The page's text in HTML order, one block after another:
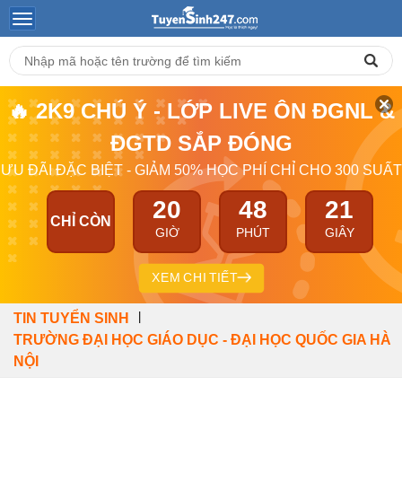
🔥 2K9 CHÚ Ý - LỚP LIVE ÔN ĐGNL &
ĐGTD SẮP ĐÓNG
ƯU ĐÃI ĐẶC BIỆT - GIẢM 50% HỌC PHÍ CHỈ CHO 300 SUẤT
CHỈ CÒN 20
GIỜ
48
PHÚT
20
GIÂY
XEM CHI TIẾT
TIN TUYỂN SINH
TRƯỜNG ĐẠI HỌC GIÁO DỤC - ĐẠI HỌC QUỐC GIA HÀ
NỘI